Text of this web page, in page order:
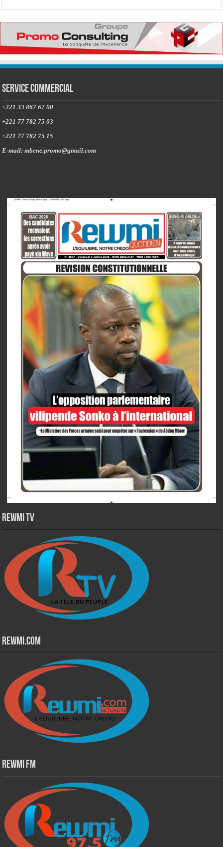
Service commercial
+221 33 867 67 00
+221 77 782 75 03
+221 77 782 75 15
E-mail: mbene.promo@gmail.com
Rewmi TV
Rewmi.Com
Rewmi Fm